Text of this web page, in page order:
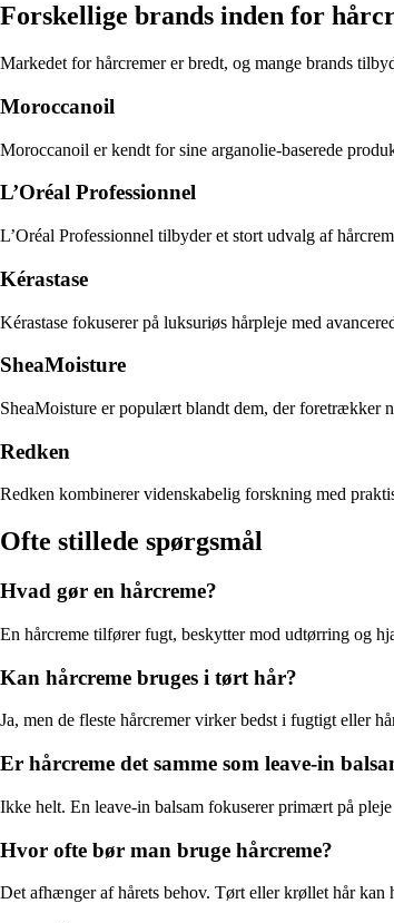
Forskellige brands inden for
Markedet for hårcremer er bredt, og mange brands
Moroccanoil
Moroccanoil er kendt for sine arganolie-baserede
L’Oréal Professionnel
L’Oréal Professionnel tilbyder et stort udvalg af
Kérastase
Kérastase fokuserer på luksuriøs hårpleje med
SheaMoisture
SheaMoisture er populært blandt dem, der foretrækker
Redken
Redken kombinerer videnskabelig forskning med
Ofte stillede spørgsmål
Hvad gør en hårcreme?
En hårcreme tilfører fugt, beskytter mod udtørring og
Kan hårcreme bruges i tørt hår?
Ja, men de fleste hårcremer virker bedst i fugtigt eller
Er hårcreme det samme som leave-in
Ikke helt. En leave-in balsam fokuserer primært på
Hvor ofte bør man bruge hårcreme?
Det afhænger af hårets behov. Tørt eller krøllet hår kan